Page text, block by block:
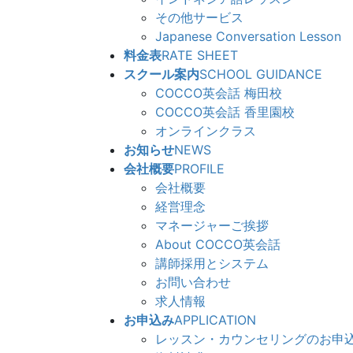
その他サービス
Japanese Conversation Lesson
料金表RATE SHEET
スクール案内SCHOOL GUIDANCE
COCCO英会話 梅田校
COCCO英会話 香里園校
オンラインクラス
お知らせNEWS
会社概要PROFILE
会社概要
経営理念
マネージャーご挨拶
About COCCO英会話
講師採用とシステム
お問い合わせ
求人情報
お申込みAPPLICATION
レッスン・カウンセリングのお申